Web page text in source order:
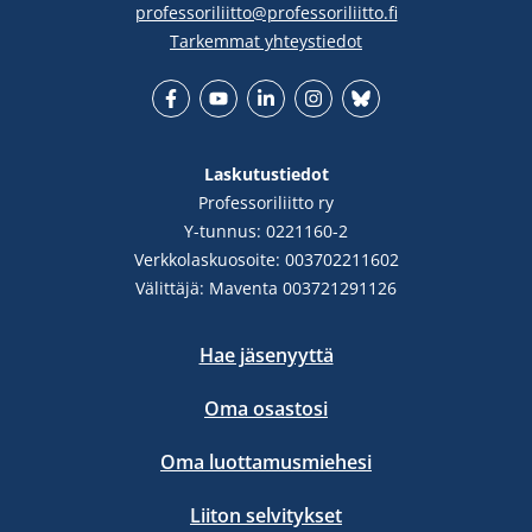
professoriliitto@professoriliitto.fi
Tarkemmat yhteystiedot
Laskutustiedot
Professoriliitto ry
Y-tunnus: 0221160-2
Verkkolaskuosoite: 003702211602
Välittäjä: Maventa 003721291126
Hae jäsenyyttä
Oma osastosi
Oma luottamusmiehesi
Liiton selvitykset